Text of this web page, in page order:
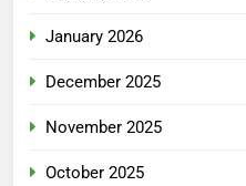
January 2026
December 2025
November 2025
October 2025